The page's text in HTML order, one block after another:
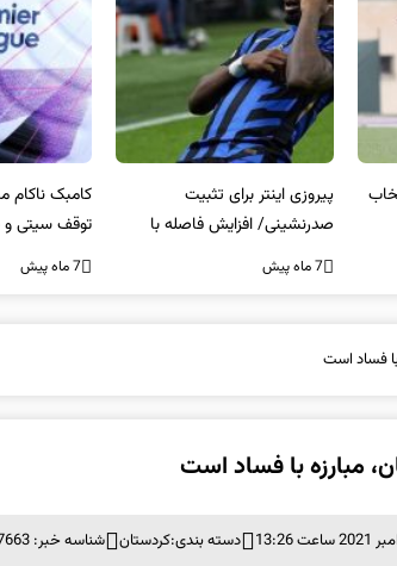
اینتر برای تثبیت
افزایش فاصله با
کامبک ناکام منچستریونایتد/
توقف سیتی و شکست چلسی
فساد است
مبارزه با فساد است
دسته بندی:کردستان شناسه خبر: 187663